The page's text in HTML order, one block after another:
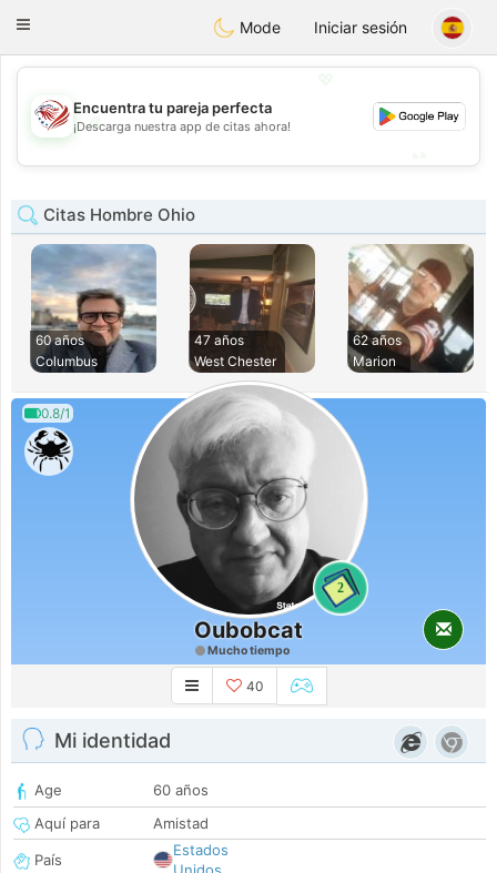
StatesDating
Toggle
Mode Iniciar sesión
💖
💕
Encuentra tu pareja perfecta
¡Descarga nuestra app de citas ahora!
Citas Hombre Ohio
60 años
Columbus
47 años
West Chester
62 años
Marion
0.8/1
2
Oubobcat
Mucho tiempo
40
Mi identidad
Age
60 años
Aquí para
Amistad
País
Estados